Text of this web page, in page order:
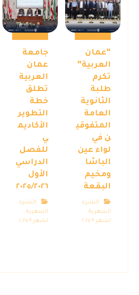
“عمان
العربية”
تكرم
طلبة
الثانوية
العامة
المتفوقي
ن في
لواء عين
الباشا
ومخيم
البقعة
النشرة
الشهرية
لشهر ٩ ٢٠٢٥
جامعة
عمان
العربية
تطلق
خطة
التطوير
الأكاديم
ي
للفصل
الدراسي
الأول
٢٠٢٥/٢٠٢٦
النشرة
الشهرية
لشهر ٩ ٢٠٢٥